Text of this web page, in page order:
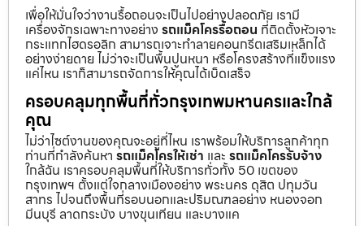
เพื่อให้มั่นใจว่างานรื้อถอนจะเป็นไปอย่างปลอดภัย เรามี
เครื่องจักรเฉพาะทางอย่าง รถแม็คโครรื้อถอน ที่ติดตั้งหัวเจาะ
กระแทกไฮดรอลิก สามารถเจาะทำลายคอนกรีตเสริมเหล็กได้
อย่างง่ายดาย ไม่ว่าจะเป็นพื้นปูนหนา หรือโครงสร้างที่แข็งแรง
แค่ไหน เราก็สามารถจัดการให้คุณได้เบ็ดเสร็จ
ครอบคลุมทุกพื้นที่ทั่วกรุงเทพมหานครและใกล้
คุณ
ไม่ว่าไซต์งานของคุณจะอยู่ที่ไหน เราพร้อมให้บริการลูกค้าทุก
ท่านที่กำลังค้นหา รถแม็คโครให้เช่า และ รถแม็คโครรับจ้าง
ใกล้ฉัน เราครอบคลุมพื้นที่ให้บริการทั่วทั้ง 50 เขตของ
กรุงเทพฯ ตั้งแต่ใจกลางเมืองอย่าง พระนคร ดุสิต ปทุมวัน
สาทร ไปจนถึงพื้นที่รอบนอกและปริมณฑลอย่าง หนองจอก
มีนบุรี ลาดกระบัง บางขุนเทียน และบางแค